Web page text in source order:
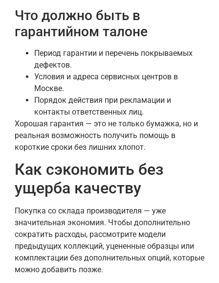
Что должно быть в
гарантийном талоне
Период гарантии и перечень покрываемых
дефектов.
Условия и адреса сервисных центров в
Москве.
Порядок действия при рекламации и
контакты ответственных лиц.
Хорошая гарантия — это не только бумажка, но и
реальная возможность получить помощь в
короткие сроки без лишних хлопот.
Как сэкономить без
ущерба качеству
Покупка со склада производителя — уже
значительная экономия. Чтобы дополнительно
сократить расходы, рассмотрите модели
предыдущих коллекций, уцененные образцы или
комплектации без дополнительных опций, которые
можно добавить позже.